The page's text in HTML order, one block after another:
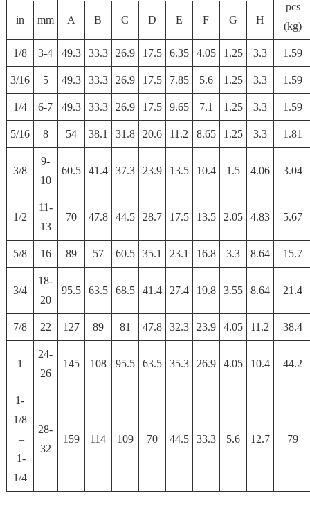
pcs
(kg)
in mm A B C D E F G H
1/8 3-4 49.3 33.3 26.9 17.5 6.35 4.05 1.25 3.3 1.59
3/16 5 49.3 33.3 26.9 17.5 7.85 5.6 1.25 3.3 1.59
1/4 6-7 49.3 33.3 26.9 17.5 9.65 7.1 1.25 3.3 1.59
5/16 8 54 38.1 31.8 20.6 11.2 8.65 1.25 3.3 1.81
3/8
9-
10
60.5 41.4 37.3 23.9 13.5 10.4 1.5 4.06 3.04
1/2
11-
13
70 47.8 44.5 28.7 17.5 13.5 2.05 4.83 5.67
5/8 16 89 57 60.5 35.1 23.1 16.8 3.3 8.64 15.7
3/4
18-
20
95.5 63.5 68.5 41.4 27.4 19.8 3.55 8.64 21.4
7/8 22 127 89 81 47.8 32.3 23.9 4.05 11.2 38.4
1
24-
26
145 108 95.5 63.5 35.3 26.9 4.05 10.4 44.2
1-
1/8
–
1-
1/4
28-
32
159 114 109 70 44.5 33.3 5.6 12.7 79